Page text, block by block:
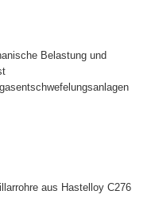
Belastung und
aus Hastelloy C276